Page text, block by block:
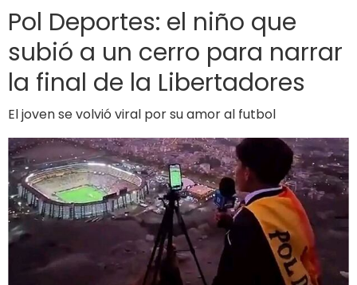
Pol Deportes: el niño que
subió a un cerro para narrar
la final de la Libertadores
El joven se volvió viral por su amor al futbol